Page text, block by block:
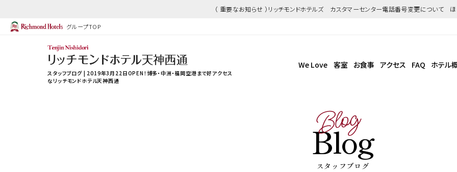
（ 重要なお知らせ ）リッチモンドホテルズ カスタマーセンター電話番号変更について
グループTOP
スタッフブログ | 2019年3月22日OPEN！博多・中洲・福岡空港まで好アクセス
なリッチモンドホテル天神西通
We Love 客室 お食事 アクセス FAQ ホテル
Blog
Blog
スタッフブログ